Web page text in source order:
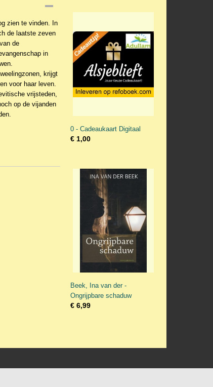
zien te vinden. In
de laatste zeven
de
in
krijgt
voor haar leven.
vrijsteden,
op de vijanden
0 - Cadeaukaart Digitaal
€ 1,00
Beek, Ina van der -
Ongrijpbare schaduw
€ 6,99